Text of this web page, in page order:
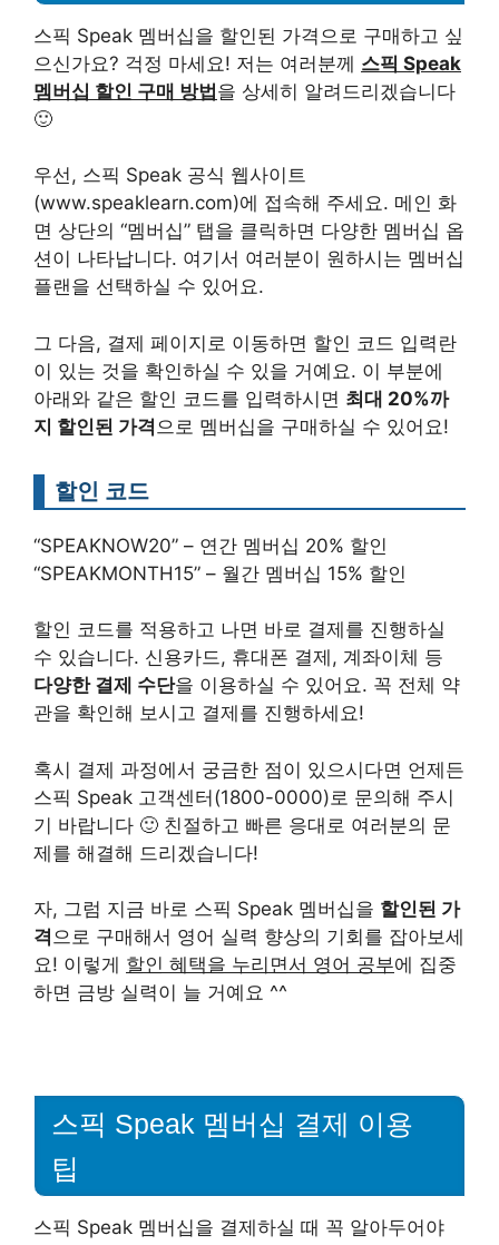
스픽 Speak 멤버십을 할인된 가격으로 구매하고 싶
으신가요? 걱정 마세요! 저는 여러분께 스픽 Speak
멤버십 할인 구매 방법을 상세히 알려드리겠습니다
🙂
우선, 스픽 Speak 공식 웹사이트
(www.speaklearn.com)에 접속해 주세요. 메인 화
면 상단의 “멤버십” 탭을 클릭하면 다양한 멤버십 옵
션이 나타납니다. 여기서 여러분이 원하시는 멤버십
플랜을 선택하실 수 있어요.
그 다음, 결제 페이지로 이동하면 할인 코드 입력란
이 있는 것을 확인하실 수 있을 거예요. 이 부분에
아래와 같은 할인 코드를 입력하시면 최대 20%까
지 할인된 가격 으로 멤버십을 구매하실 수 있어요!
할인 코드
“SPEAKNOW20” – 연간 멤버십 20% 할인
“SPEAKMONTH15” – 월간 멤버십 15% 할인
할인 코드를 적용하고 나면 바로 결제를 진행하실
수 있습니다. 신용카드, 휴대폰 결제, 계좌이체 등
다양한 결제 수단을 이용하실 수 있어요. 꼭 전체 약
관을 확인해 보시고 결제를 진행하세요!
혹시 결제 과정에서 궁금한 점이 있으시다면 언제든
스픽 Speak 고객센터(1800-0000)로 문의해 주시
기 바랍니다 🙂 친절하고 빠른 응대로 여러분의 문
제를 해결해 드리겠습니다!
자, 그럼 지금 바로 스픽 Speak 멤버십을 할인된 가
격으로 구매해서 영어 실력 향상의 기회를 잡아보세
요! 이렇게 할인 혜택을 누리면서 영어 공부에 집중
하면 금방 실력이 늘 거예요 ^^
스픽 Speak 멤버십 결제 이용
팁
스픽 Speak 멤버십을 결제하실 때 꼭 알아두어야